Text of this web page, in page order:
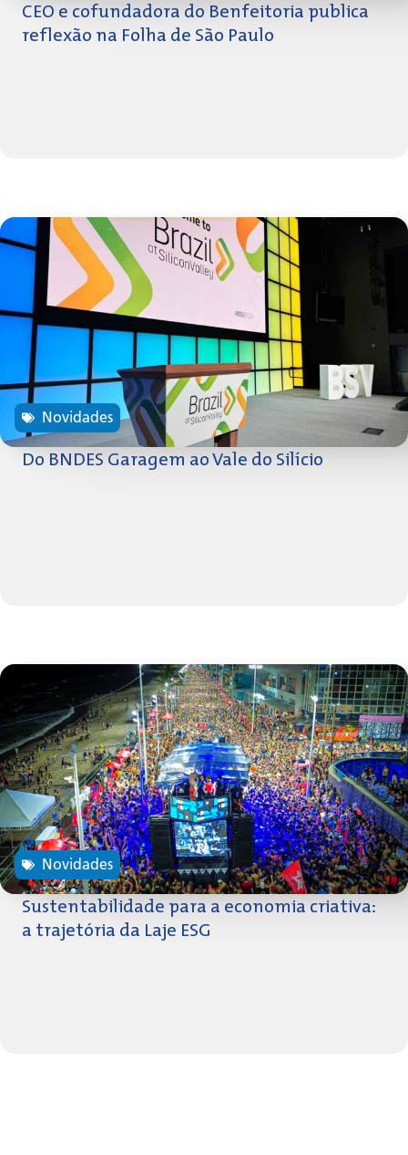
CEO e cofundadora do Benfeitoria publica
reflexão na Folha de São Paulo
Novidades
Do BNDES Garagem ao Vale do Silício
Novidades
Sustentabilidade para a economia criativa:
a trajetória da Laje ESG